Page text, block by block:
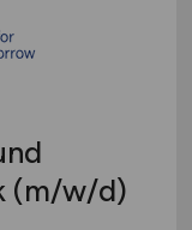
(m/w/d)